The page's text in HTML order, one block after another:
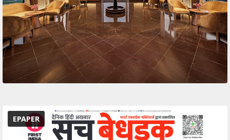
EPAPER